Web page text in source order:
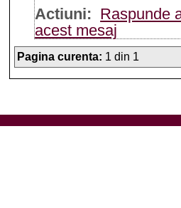
Actiuni: Raspunde
acest mesaj
Pagina curenta: 1 din 1